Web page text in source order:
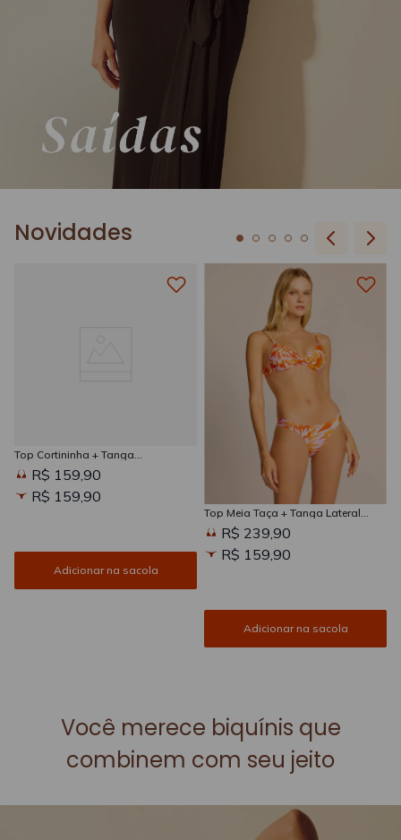
Novidades
Top Cortininha + Tanga
Amarradinha Estampada Sun
KissedR$ 159,90
R$ 159,90
Adicionar na sacola
Top Meia Taça + Tanga Lateral
Larga Estampada Sun Kissed
R$ 239,90
R$ 159,90
Adicionar na sacola
Você merece biquínis que
combinem com seu jeito